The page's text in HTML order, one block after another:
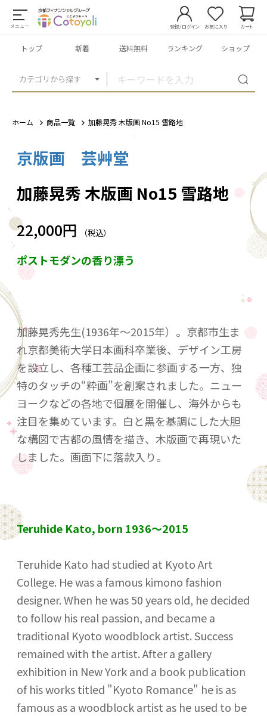
メニュー
カテゴリから探す
登録/ログイン お気に入り カート
トップ 新着 送料無料 ランキング ショップ
ホーム 商品一覧 加藤晃秀 木版画 No15 雪路地
京版画 芸艸堂
加藤晃秀 木版画 No15 雪路地
22,000円 （税込）
ポストモダンの香り漂う
加藤晃秀先生(1936年～2015年）。京都市生ま
れ京都美術大学日本画科卒業後、デザイン工房
を設立し、各種工芸品企画に参画する一方、独
特のタッチの“粋画”を創案されました。ニュー
ヨークなどの各地で個展を開催し、海外からも
注目を集めています。白と黒を基調にした大胆
な構図で古都の風情を描き、木版画で再現いた
しました。画面下に落款入り。
Teruhide Kato, born 1936～2015
Teruhide Kato had studied at Kyoto Art
College. He was a famous kimono fashion
designer. When he was 50 years old, he decided
to follow his real passion, and became a
traditional Kyoto woodblock artist. Success
remained with the artist. After a gallery
exhibition in New York and a book publication
of his works titled "Kyoto Romance" he is as
famous as a woodblock artist as he used to be